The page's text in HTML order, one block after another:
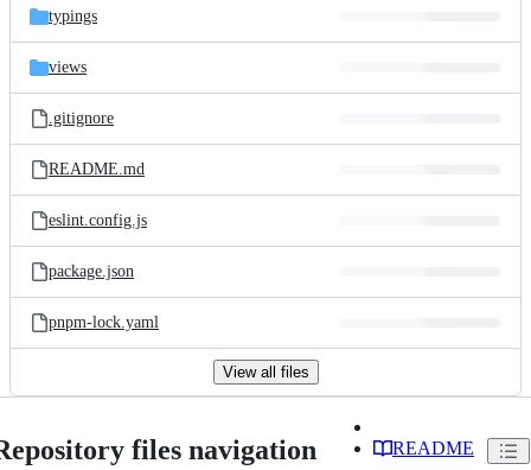
typings
views
.gitignore
README.md
eslint.config.js
package.json
pnpm-lock.yaml
View all files
files navigation README